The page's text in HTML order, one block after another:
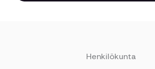
Henkilökunta